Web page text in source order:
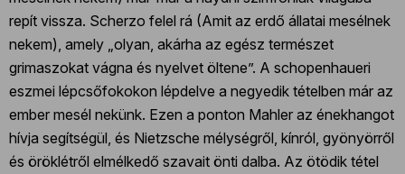
repít vissza. Scherzo felel rá (Amit az erdő állatai mesélnek
nekem), amely „olyan, akárha az egész természet
grimaszokat vágna és nyelvet öltene”. A schopenhaueri
eszmei lépcsőfokokon lépdelve a negyedik tételben már az
ember mesél nekünk. Ezen a ponton Mahler az énekhangot
hívja segítségül, és Nietzsche mélységről, kínról, gyönyörről
és öröklétről elmélkedő szavait önti dalba. Az ötödik tétel